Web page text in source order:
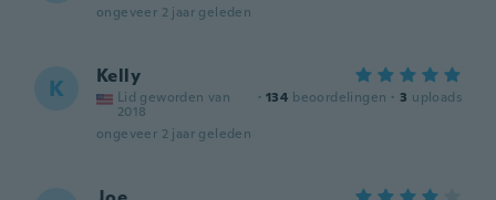
ongeveer 2 jaar geleden
K Kelly
Lid geworden van
2018
· 134 beoordelingen · 3 uploads
ongeveer 2 jaar geleden